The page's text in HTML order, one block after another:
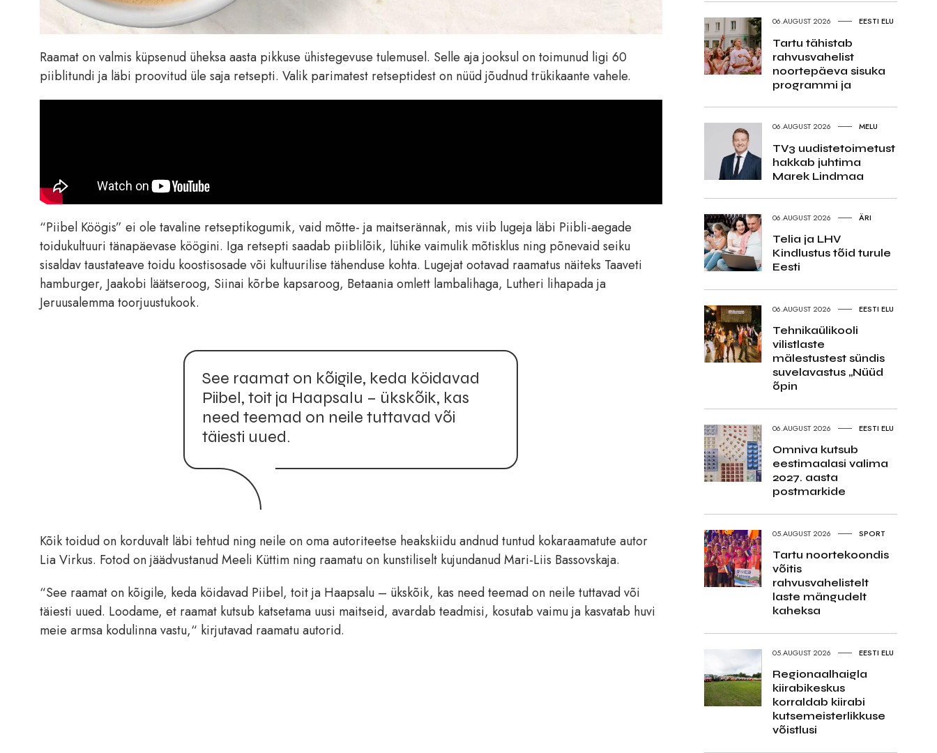
Raamat on valmis küpsenud üheksa aasta pikkuse ühistegevuse tulemusel. Selle aja jooksul on toimunud ligi 60
piiblitundi ja läbi proovitud üle saja retsepti. Valik parimatest retseptidest on nüüd jõudnud trükikaante vahele.
“Piibel Köögis” ei ole tavaline retseptikogumik, vaid mõtte- ja maitserännak, mis viib lugeja läbi Piibli-aegade
toidukultuuri tänapäevase köögini. Iga retsepti saadab piiblilõik, lühike vaimulik mõtisklus ning põnevaid seiku
sisaldav taustateave toidu koostisosade või kultuurilise tähenduse kohta. Lugejat ootavad raamatus näiteks Taaveti
hamburger, Jaakobi läätseroog, Siinai kõrbe kapsaroog, Betaania omlett lambalihaga, Lutheri lihapada ja
Jeruusalemma toorjuustukook.
See raamat on kõigile, keda köidavad
Piibel, toit ja Haapsalu – ükskõik, kas
need teemad on neile tuttavad või
täiesti uued.
Kõik toidud on korduvalt läbi tehtud ning neile on oma autoriteetse heakskiidu andnud tuntud kokaraamatute autor
Lia Virkus. Fotod on jäädvustanud Meeli Küttim ning raamatu on kunstiliselt kujundanud Mari-Liis Bassovskaja.
“See raamat on kõigile, keda köidavad Piibel, toit ja Haapsalu – ükskõik, kas need teemad on neile tuttavad või
täiesti uued. Loodame, et raamat kutsub katsetama uusi maitseid, avardab teadmisi, kosutab vaimu ja kasvatab huvi
meie armsa kodulinna vastu,“ kirjutavad raamatu autorid.
06.AUGUST 2026 EESTI ELU
Tartu tähistab
rahvusvahelist
noortepäeva sisuka
programmi ja
06.AUGUST 2026 MELU
TV3 uudistetoimetust
hakkab juhtima
Marek Lindmaa
06.AUGUST 2026 ÄRI
Telia ja LHV
Kindlustus tõid turule
Eesti
06.AUGUST 2026 EESTI ELU
Tehnikaülikooli
vilistlaste
mälestustest sündis
suvelavastus „Nüüd
õpin
06.AUGUST 2026 EESTI ELU
Omniva kutsub
eestimaalasi valima
2027. aasta
postmarkide
05.AUGUST 2026 SPORT
Tartu noortekoondis
võitis
rahvusvahelistelt
laste mängudelt
kaheksa
05.AUGUST 2026 EESTI ELU
Regionaalhaigla
kiirabikeskus
korraldab kiirabi
kutsemeisterlikkuse
võistlusi